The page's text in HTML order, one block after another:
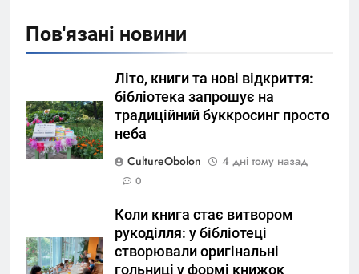
Пов'язані новини
Літо, книги та нові відкриття:
бібліотека запрошує на
традиційний буккросинг просто
неба
CultureObolon
4 дні тому назад
0
Коли книга стає витвором
рукоділля: у бібліотеці
створювали оригінальні
гольниці у формі книжок